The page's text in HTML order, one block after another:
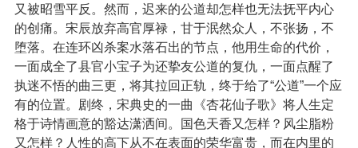
又被昭雪平反。然而，迟来的公道却怎样也无法抚平内心
的创痛。宋辰放弃高官厚禄，甘于泯然众人，不张扬，不
堕落。在连环凶杀案水落石出的节点，他用生命的代价，
一面成全了县官小宝子为还挚友公道的复仇，一面点醒了
执迷不悟的曲三更，将其拉回正轨，终于给了“公道”一个应
有的位置。剧终，宋典史的一曲《杏花仙子歌》将人生定
格于诗情画意的豁达潇洒间。国色天香又怎样？风尘脂粉
又怎样？人性的高下从不在表面的荣华富贵，而在内里的